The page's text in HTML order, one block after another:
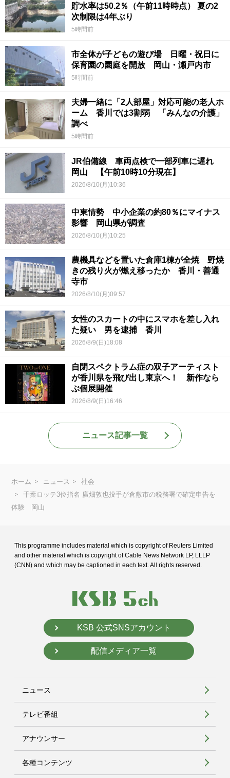
貯水率は50.2％（午前11時時点） 夏の2
次制限は4年ぶり
5時間前
市全体が子どもの遊び場 日曜・祝日に
保育園の園庭を開放 岡山・瀬戸内市
5時間前
夫婦一緒に「2人部屋」対応可能の老人ホ
ーム 香川では3割弱 「みんなの介護」
調べ
5時間前
JR伯備線 車両点検で一部列車に遅れ
岡山 【午前10時10分現在】
2026/8/10(月)10:36
中東情勢 中小企業の約80％にマイナス
影響 岡山県が調査
2026/8/10(月)10:25
農機具などを置いた倉庫1棟が全焼 野焼
きの残り火が燃え移ったか 香川・善通
寺市
2026/8/10(月)09:57
女性のスカートの中にスマホを差し入れ
た疑い 男を逮捕 香川
2026/8/9(日)18:08
自閉スペクトラム症の双子アーティスト
が香川県を飛び出し東京へ！ 新作なら
ぶ個展開催
2026/8/9(日)16:46
ニュース記事一覧
ホーム ニュース
社会
千葉ロッテ3位指名 廣畑敦也投手が倉敷市の税務署で確定申告を
体験 岡山
This programme includes material which is copyright of Reuters Limited
and other material which is copyright of Cable News Network LP, LLLP
(CNN) and which may be captioned in each text. All rights reserved.
KSB 公式SNSアカウント
配信メディア一覧
ニュース
テレビ番組
アナウンサー
各種コンテンツ